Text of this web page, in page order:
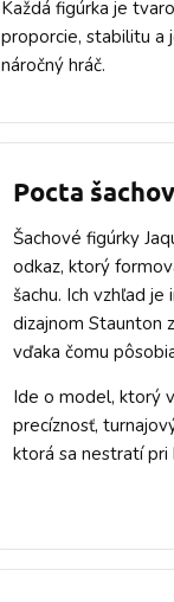
Každá figúrka je
proporcie, stabilitu a
náročný hráč.
Pocta
Šachové figúrky
odkaz, ktorý
šachu. Ich vzhľad je
dizajnom Staunton
vďaka čomu
Ide o model, ktorý
precíznosť,
ktorá sa nestratí pri